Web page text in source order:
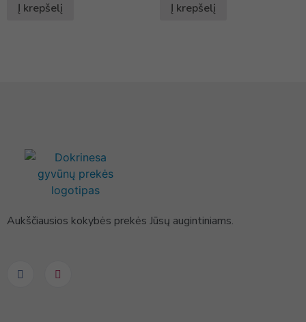
Į krepšelį Į krepšelį
Aukščiausios kokybės prekės Jūsų augintiniams.